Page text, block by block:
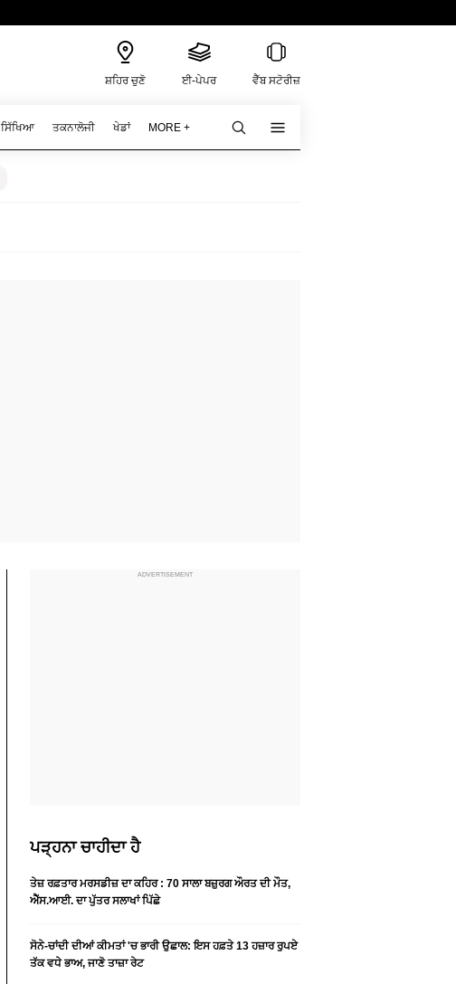
ਸ਼ਹਿਰ ਚੁਣੋ ਈ-ਪੇਪਰ ਵੈੱਬ ਸਟੋਰੀਜ਼
ਸਿੱਖਿਆ ਤਕਨਾਲੋਜੀ ਖੇਡਾਂ MORE +
ਪੜ੍ਹਨਾ ਚਾਹੀਦਾ ਹੈ
ਤੇਜ਼ ਰਫ਼ਤਾਰ ਮਰਸਡੀਜ਼ ਦਾ ਕਹਿਰ : 70 ਸਾਲਾ ਬਜ਼ੁਰਗ ਔਰਤ ਦੀ ਮੌਤ,
ਐੱਸ.ਆਈ. ਦਾ ਪੁੱਤਰ ਸਲਾਖਾਂ ਪਿੱਛੇ
ਸੋਨੇ-ਚਾਂਦੀ ਦੀਆਂ ਕੀਮਤਾਂ 'ਚ ਭਾਰੀ ਉਛਾਲ: ਇਸ ਹਫ਼ਤੇ 13 ਹਜ਼ਾਰ ਰੁਪਏ
ਤੱਕ ਵਧੇ ਭਾਅ, ਜਾਣੋ ਤਾਜ਼ਾ ਰੇਟ